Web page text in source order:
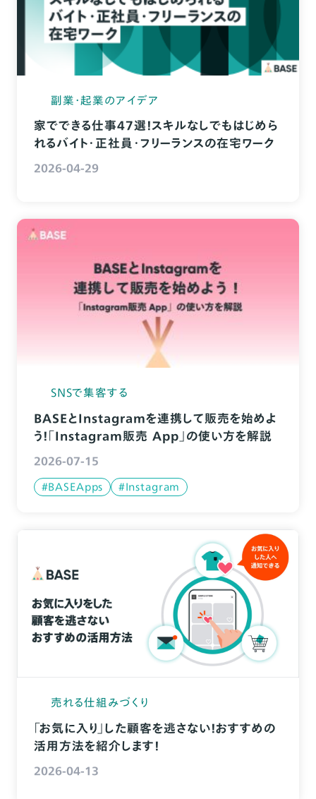
副業・起業のアイデア
家でできる仕事47選！スキルなしでもはじめら
れるバイト・正社員・フリーランスの在宅ワーク
2026-04-29
SNSで集客する
BASEとInstagramを連携して販売を始めよ
う！「Instagram販売 App」の使い方を解説
2026-07-15
#BASEApps #Instagram
売れる仕組みづくり
「お気に入り」した顧客を逃さない！おすすめの
活用方法を紹介します！
2026-04-13